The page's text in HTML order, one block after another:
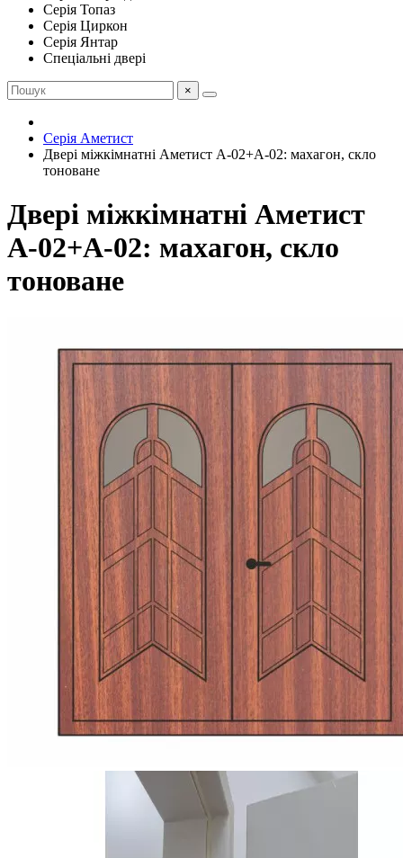
Серія Топаз
Серія Циркон
Серія Янтар
Спеціальні двері
×
Серія Аметист
Двері міжкімнатні Аметист А-02+А-02: махагон, скло
тоноване
Двері міжкімнатні Аметист
А-02+А-02: махагон, скло
тоноване